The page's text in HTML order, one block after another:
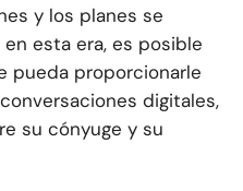
y los planes se
esta era, es posible
pueda proporcionarle
digitales,
su cónyuge y su